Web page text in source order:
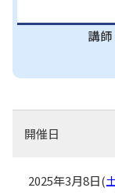
開催日
2025年3月8日(
講